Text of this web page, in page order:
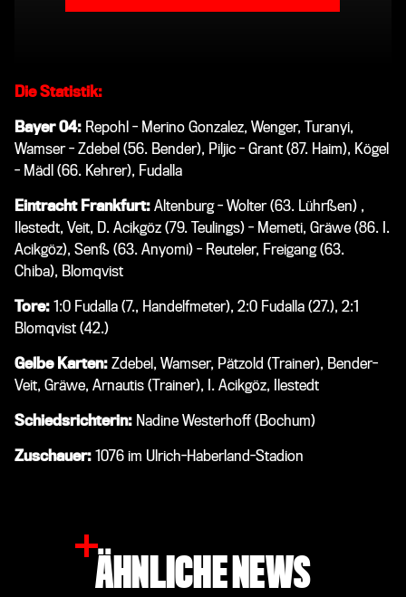
Die Statistik:
Bayer 04: Repohl - Merino Gonzalez, Wenger, Turanyi,
Wamser - Zdebel (56. Bender), Piljic - Grant (87. Haim), Kögel
- Mädl (66. Kehrer), Fudalla
Eintracht Frankfurt: Altenburg - Wolter (63. Lührßen) ,
Ilestedt, Veit, D. Acikgöz (79. Teulings) - Memeti, Gräwe (86. I.
Acikgöz), Senß (63. Anyomi) - Reuteler, Freigang (63.
Chiba), Blomqvist
Tore: 1:0 Fudalla (7., Handelfmeter), 2:0 Fudalla (27.), 2:1
Blomqvist (42.)
Gelbe Karten: Zdebel, Wamser, Pätzold (Trainer), Bender-
Veit, Gräwe, Arnautis (Trainer), I. Acikgöz, Ilestedt
Schiedsrichterin: Nadine Westerhoff (Bochum)
Zuschauer: 1076 im Ulrich-Haberland-Stadion
ÄHNLICHE NEWS